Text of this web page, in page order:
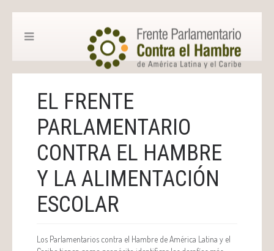
EL FRENTE
PARLAMENTARIO
CONTRA EL HAMBRE
Y LA ALIMENTACIÓN
ESCOLAR
Los Parlamentarios contra el Hambre de América Latina y el